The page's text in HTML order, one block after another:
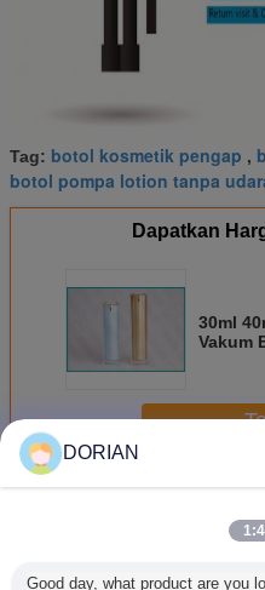
Tag: botol kosmetik pengap ,
botol pompa lotion tanpa
Dapatkan
30ml
Vakum
LebihPengap Pompa Botol
DORIAN
Good day, what product are you